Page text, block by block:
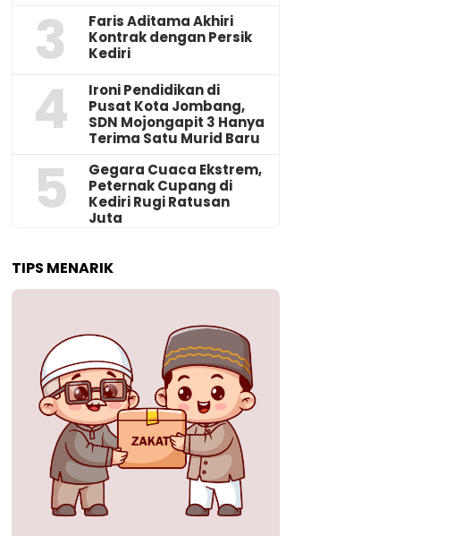
3
Faris Aditama Akhiri
Kontrak dengan Persik
Kediri
4
Ironi Pendidikan di
Pusat Kota Jombang,
SDN Mojongapit 3 Hanya
Terima Satu Murid Baru
5
‎Gegara Cuaca Ekstrem,
Peternak Cupang di
Kediri Rugi Ratusan
Juta
TIPS MENARIK